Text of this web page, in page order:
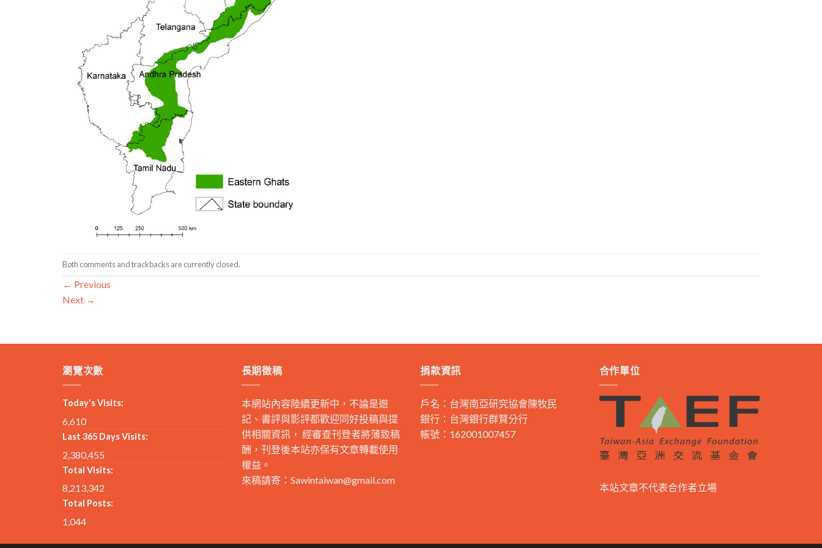
Both comments and trackbacks are currently closed.
← Previous
Next →
瀏覽次數
Today's Visits:
6,610
Last 365 Days Visits:
2,380,455
Total Visits:
8,213,342
Total Posts:
1,044
長期徵稿
本網站內容陸續更新中，不論是遊
記、書評與影評都歡迎同好投稿與提
供相關資訊， 經審查刊登者將薄致稿
酬，刊登後本站亦保有文章轉載使用
權益。
來稿請寄： Sawintaiwan@gmail.com
捐款資訊
戶名：台灣南亞研究協會陳牧民
銀行：台灣銀行群賢分行
帳號：162001007457
合作單位
本站文章不代表合作者立場